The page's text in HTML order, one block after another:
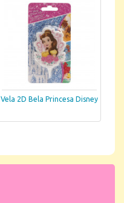
Vela 2D Bela Princesa Disney